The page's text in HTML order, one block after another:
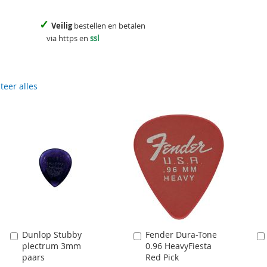
✓ Veiligbestellen en betalen
via https en ssl
alles
Dunlop Stubby
plectrum 3mm
paars
Aan
winkelwagen
toevoegen
Fender Dura-Tone
0.96 HeavyFiesta
Red Pick
Aan
winkelwagen
toevoegen